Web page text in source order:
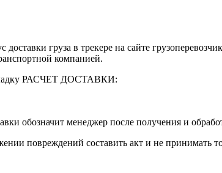
груза в трекере на сайте
компанией.
РАСЧЕТ ДОСТАВКИ:
обозначит менеджер после получения и
повреждений составить акт и не принимать